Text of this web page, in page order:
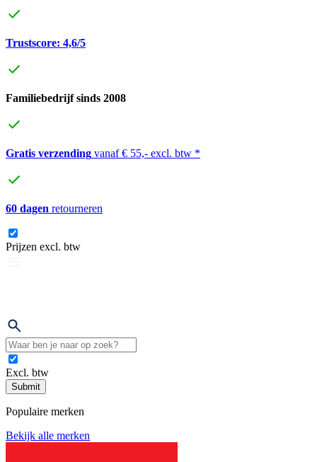
Trustscore: 4,6/5
Familiebedrijf sinds 2008
Gratis verzending vanaf € 55,- excl. btw *
60 dagen retourneren
Prijzen excl. btw
Excl. btw
Submit
Populaire merken
Bekijk alle merken